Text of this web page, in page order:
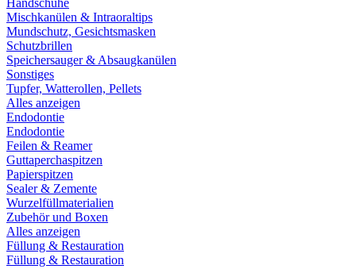
Handschuhe
Mischkanülen & Intraoraltips
Mundschutz, Gesichtsmasken
Schutzbrillen
Speichersauger & Absaugkanülen
Sonstiges
Tupfer, Watterollen, Pellets
Alles anzeigen
Endodontie
Endodontie
Feilen & Reamer
Guttaperchaspitzen
Papierspitzen
Sealer & Zemente
Wurzelfüllmaterialien
Zubehör und Boxen
Alles anzeigen
Füllung & Restauration
Füllung & Restauration